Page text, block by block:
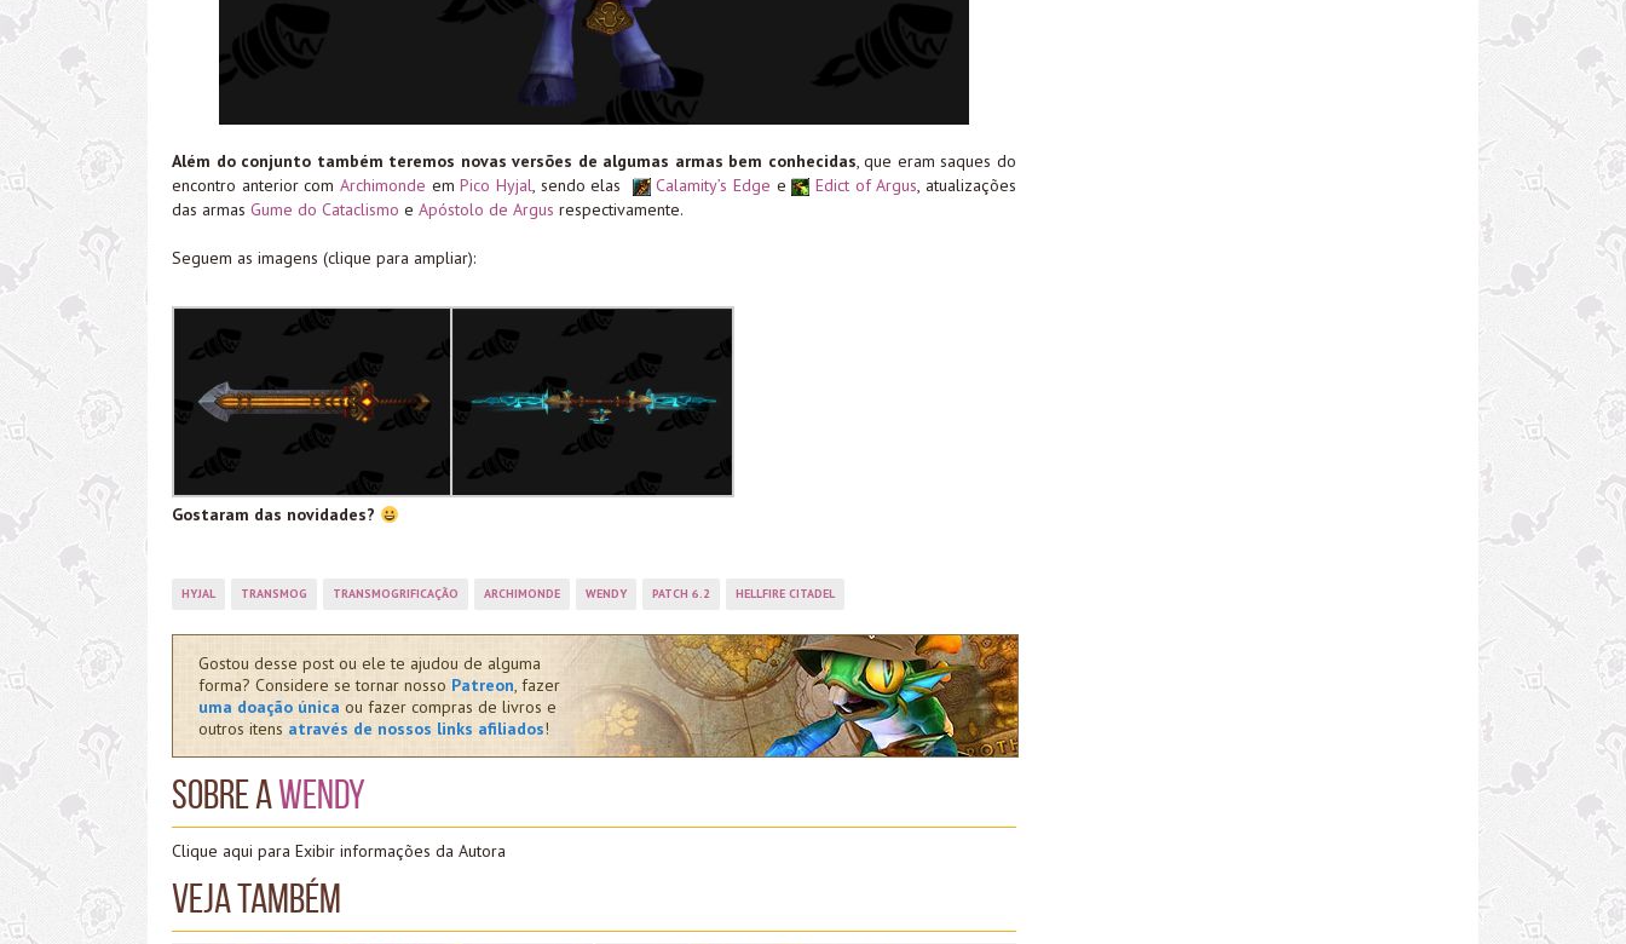
Além do conjunto também teremos novas versões de algumas armas bem conhecidas, que eram saques do
encontro anterior com Archimonde emPico Hyjal, sendo elas Calamity’s Edge e Edict of Argus, atualizações
das armas Gume do Cataclismo e Apóstolo de Argus respectivamente.
Seguem as imagens (clique para ampliar):
Gostaram das novidades?
HYJAL TRANSMOG TRANSMOGRIFICAÇÃO ARCHIMONDE WENDY PATCH 6.2 HELLFIRE CITADEL
Gostou desse post ou ele te ajudou de alguma
forma? Considere se tornar nosso Patreon, fazer
uma doação única ou fazer compras de livros e
outros itens através de nossos links afiliados!
Sobre aWendy
Clique aqui para Exibir informações da Autora
Veja também